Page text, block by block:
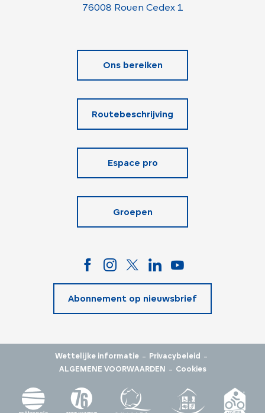
76008 Rouen Cedex 1
Ons bereiken
Routebeschrijving
Espace pro
Groepen
Abonnement op nieuwsbrief
Wettelijke informatie - Privacybeleid -
ALGEMENE VOORWAARDEN - Cookies